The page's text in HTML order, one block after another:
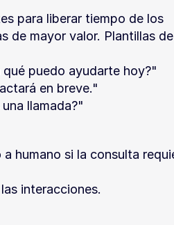
para liberar tiempo de los
de mayor valor. Plantillas de
puedo ayudarte hoy?"
en breve."
llamada?"
interacciones.